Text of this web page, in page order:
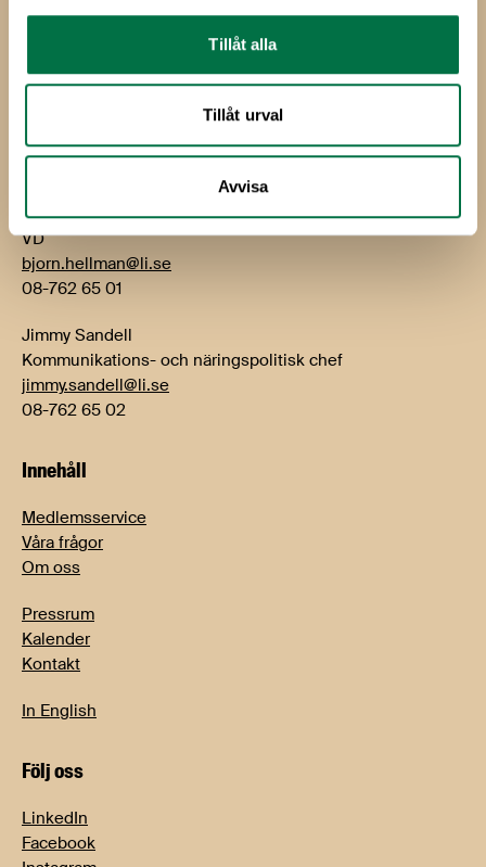
Tillåt alla
Tillåt urval
Avvisa
E-post:info@li.se
Kontakt
Björn Hellman
VD
bjorn.hellman@li.se
08-762 65 01
Jimmy Sandell
Kommunikations- och näringspolitisk chef
jimmy.sandell@li.se
08-762 65 02
Innehåll
Medlemsservice
Våra frågor
Om oss
Pressrum
Kalender
Kontakt
In English
Följ oss
LinkedIn
Facebook